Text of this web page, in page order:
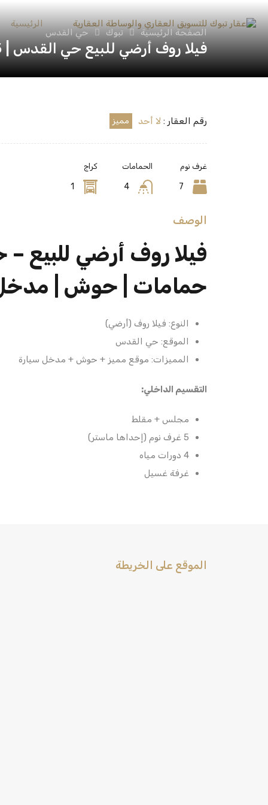
الرئيسية
الصفحة الرئيسية
تبوك حي القدس
فيلا روف أرضي للبيع حي القدس | 5 غرف | حوش | مدخل سيارة | موقع مميز
رقم العقار : لا أحد مميز
غرف نوم
7
الحمامات
4
كراج
1
الوصف
حمامات | حوش |
النوع: فيلا روف (أرضي)
الموقع: حي القدس
المميزات: موقع مميز + حوش + مدخل سيارة
التقسيم الداخلي:
مجلس + مقلط
5 غرف نوم (إحداها ماستر)
4 دورات مياه
غرفة غسيل
الموقع على الخريطة